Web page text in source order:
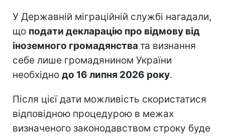
У Державній міграційній службі нагадали,
що подати декларацію про відмову від
іноземного громадянства та визнання
себе лише громадянином України
необхідно до 16 липня 2026 року.
Після цієї дати можливість скористатися
відповідною процедурою в межах
визначеного законодавством строку буде